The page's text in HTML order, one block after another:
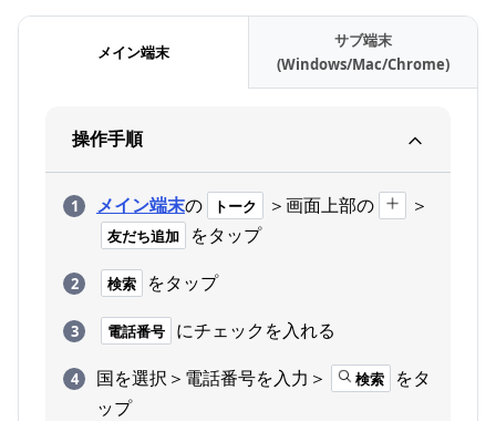
メイン端末
サブ端末
(Windows/Mac/Chrome)
操作手順
メイン端末の トーク ＞画面上部の ＞
友だち追加 をタップ
検索 をタップ
電話番号
にチェックを入れる
国を選択＞電話番号を入力＞
検索
をタ
ップ